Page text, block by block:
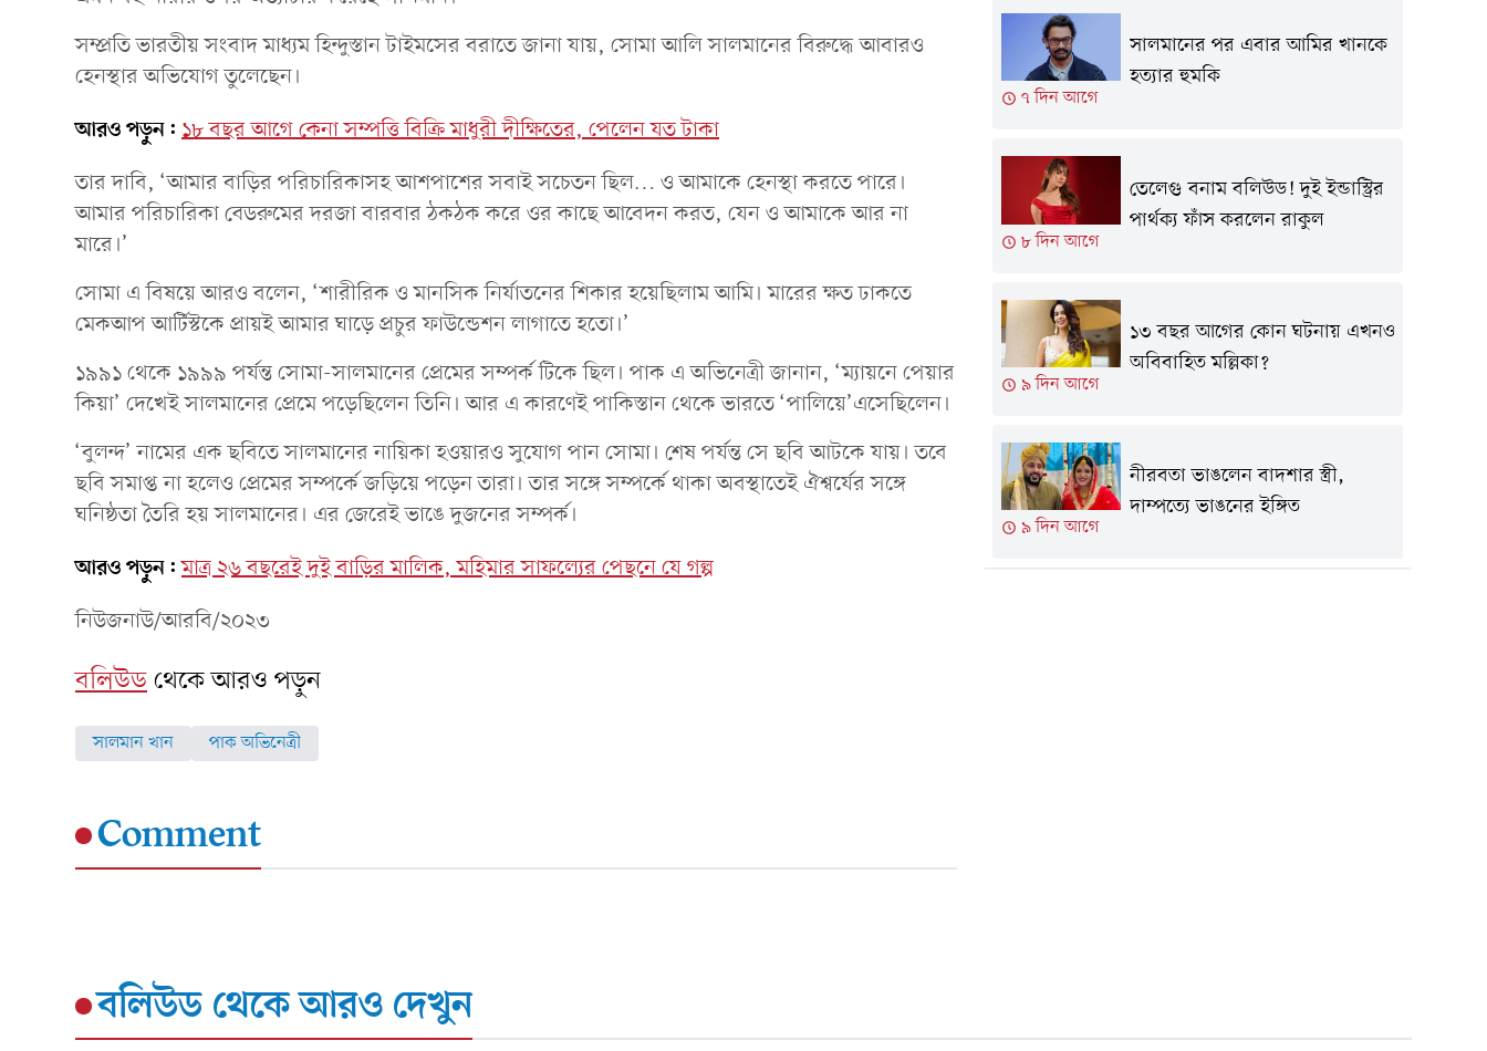
সম্প্রতি ভারতীয় সংবাদ মাধ্যম হিন্দুস্তান টাইমসের বরাতে জানা যায়, সোমা আলি সালমানের বিরুদ্ধে আবারও
হেনস্থার অভিযোগ তুলেছেন।
আরও পড়ুন: ১৮ বছর আগে কেনা সম্পত্তি বিক্রি মাধুরী দীক্ষিতের, পেলেন যত টাকা
তার দাবি, ‘আমার বাড়ির পরিচারিকাসহ আশপাশের সবাই সচেতন ছিল… ও আমাকে হেনস্থা করতে পারে।
আমার পরিচারিকা বেডরুমের দরজা বারবার ঠকঠক করে ওর কাছে আবেদন করত, যেন ও আমাকে আর না
মারে।’
সোমা এ বিষয়ে আরও বলেন, ‘শারীরিক ও মানসিক নির্যাতনের শিকার হয়েছিলাম আমি। মারের ক্ষত ঢাকতে
মেকআপ আর্টিস্টকে প্রায়ই আমার ঘাড়ে প্রচুর ফাউন্ডেশন লাগাতে হতো।’
১৯৯১ থেকে ১৯৯৯ পর্যন্ত সোমা-সালমানের প্রেমের সম্পর্ক টিকে ছিল। পাক এ অভিনেত্রী জানান, ‘ম্যায়নে পেয়ার
কিয়া’ দেখেই সালমানের প্রেমে পড়েছিলেন তিনি। আর এ কারণেই পাকিস্তান থেকে ভারতে ‘পালিয়ে’এসেছিলেন।
‘বুলন্দ’ নামের এক ছবিতে সালমানের নায়িকা হওয়ারও সুযোগ পান সোমা। শেষ পর্যন্ত সে ছবি আটকে যায়। তবে
ছবি সমাপ্ত না হলেও প্রেমের সম্পর্কে জড়িয়ে পড়েন তারা। তার সঙ্গে সম্পর্কে থাকা অবস্থাতেই ঐশ্বর্যের সঙ্গে
ঘনিষ্ঠতা তৈরি হয় সালমানের। এর জেরেই ভাঙে দুজনের সম্পর্ক।
আরও পড়ুন: মাত্র ২৬ বছরেই দুই বাড়ির মালিক, মহিমার সাফল্যের পেছনে যে গল্প
নিউজনাউ/আরবি/২০২৩
বলিউডথেকে আরও পড়ুন
সালমান খান পাক অভিনেত্রী
Comment
৭ দিন আগে
সালমানের পর এবার আমির খানকে
হত্যার হুমকি
৮ দিন আগে
তেলেগু বনাম বলিউড! দুই ইন্ডাস্ট্রির
পার্থক্য ফাঁস করলেন রাকুল
৯ দিন আগে
১৩ বছর আগের কোন ঘটনায় এখনও
অবিবাহিত মল্লিকা?
৯ দিন আগে
নীরবতা ভাঙলেন বাদশার স্ত্রী,
দাম্পত্যে ভাঙনের ইঙ্গিত
বলিউড থেকে আরও দেখুন